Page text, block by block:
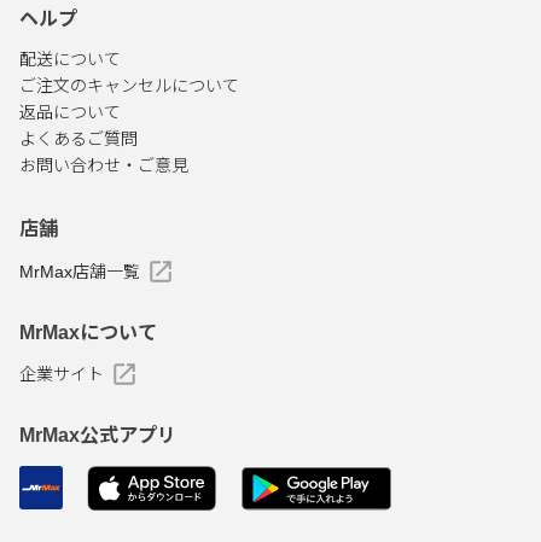
ヘルプ
配送について
ご注文のキャンセルについて
返品について
よくあるご質問
お問い合わせ・ご意見
店舗
MrMax店舗一覧
MrMaxについて
企業サイト
MrMax公式アプリ